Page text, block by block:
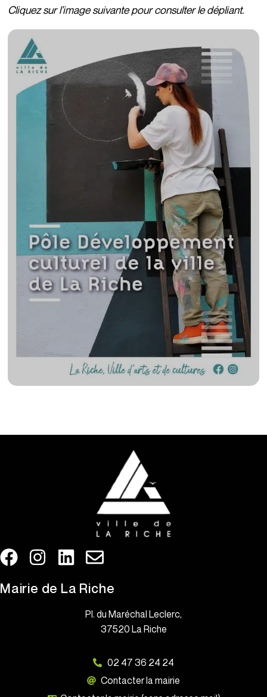
Cliquez sur l’image suivante pour consulter le dépliant.
Mairie de La Riche
Pl. du Maréchal Leclerc,
37520 La Riche
02 47 36 24 24
Contacter la mairie